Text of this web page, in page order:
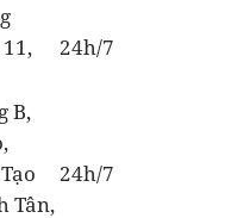
24h/7
B,
Tân,
24h/7